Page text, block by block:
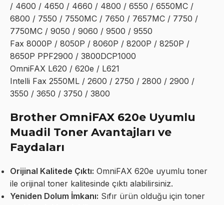
/ 4600 / 4650 / 4660 / 4800 / 6550 / 6550MC /
6800 / 7550 / 7550MC / 7650 / 7657MC / 7750 /
7750MC / 9050 / 9060 / 9500 / 9550
Fax 8000P / 8050P / 8060P / 8200P / 8250P /
8650P PPF2900 / 3800DCP1000
OmniFAX L620 / 620e / L621
Intelli Fax 2550ML / 2600 / 2750 / 2800 / 2900 /
3550 / 3650 / 3750 / 3800
Brother OmniFAX 620e Uyumlu
Muadil Toner Avantajları ve
Faydaları
Orijinal Kalitede Çıktı: OmniFAX 620e uyumlu toner
ile orijinal toner kalitesinde çıktı alabilirsiniz.
Yeniden Dolum İmkanı: Sıfır ürün olduğu için toner